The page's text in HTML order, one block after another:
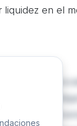
liquidez en el
ha
Bonos,